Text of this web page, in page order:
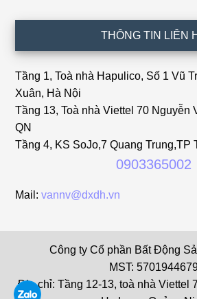
THÔNG TIN LIÊN
Tầng 1, Toà nhà Hapulico, Số 1 Vũ
Xuân, Hà Nội
Tầng 13, Toà nhà Viettel 70 Nguyễn
QN
Tầng 4, KS SoJo,7 Quang Trung,TP
0903365002
Mail:vannv@dxdh.vn
Công ty Cổ phần Bất Động
MST:
Địa chỉ: Tầng 12-13, toà nhà Viettel